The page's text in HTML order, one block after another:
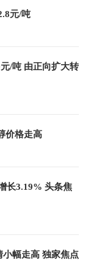
元/吨
/吨 由正向扩大转
价格走高
长3.19% 头条焦
幅走高 独家焦点